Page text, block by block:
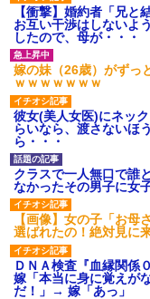
しませないでくれ
【衝撃】婚約者「兄と
お互い干渉はしないよ
したので、母が・・・
嫁の妹（26歳）がずっ
ｗｗｗｗｗｗｗ
彼女(美人女医)にネッ
らいなら、渡さないほ
ら・・・
クラスで一人無口で誰
なかったその男子に女
【画像】女の子「お
選ばれたの！絶対見に
ＤＮＡ検査『血縁関係
嫁「本当に身に覚えが
だ！」→ 嫁「あっ」